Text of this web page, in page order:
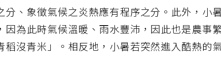
分、象徵氣候之炎熱應有程序之分。此外，小
因為此時氣候溫暖、雨水豐沛，因此也是農事
稻沒青米」。相反地，小暑若突然進入酷熱的